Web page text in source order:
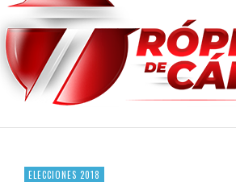
GOBIERNO DE PEPE SALDÍVAR Y GRUPO FEMSA
CUARTA FERIA EXPO AGROPECUARIA TRAJO
RECONOCE PEPE SALDÍVAR A ARTISTA
EGRESA GOBIERNO DE PEPE SALDÍVAR A
SON MUJERES GUADALUPENSES PRINCIPALES
ELECCIONES 2018